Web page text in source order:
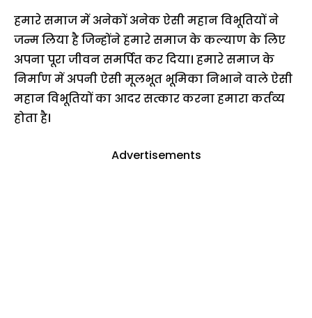
हमारे समाज में अनेकों अनेक ऐसी महान विभूतियों ने
जन्म लिया है जिन्होंने हमारे समाज के कल्याण के लिए
अपना पूरा जीवन समर्पित कर दिया। हमारे समाज के
निर्माण में अपनी ऐसी मूलभूत भूमिका निभाने वाले ऐसी
महान विभूतियों का आदर सत्कार करना हमारा कर्तव्य
होता है।
Advertisements